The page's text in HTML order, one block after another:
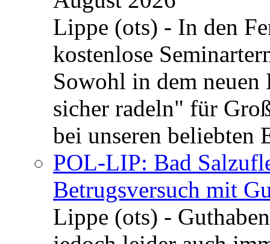
Lippe (ots) - In den
kostenlose
Sowohl in dem neuen
sicher radeln" für
bei unseren beliebten
POL-LIP: Bad
Betrugsversuch mit
Lippe (ots) -